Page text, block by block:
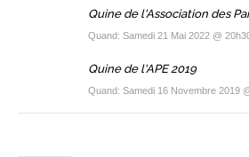
Quand: Samedi 21 Mai 2022 @
Quine de l'APE 2019
Quand: Samedi 16 Novembre 2019